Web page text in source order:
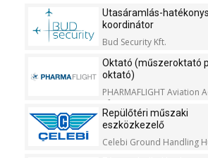
Utasáramlás-
koordinátor
Bud Security Kft.
Oktató (műszeroktató
oktató)
PHARMAFLIGHT Aviation
Kft.
Repülőtéri műszaki
eszközkezelő
Celebi Ground Handling